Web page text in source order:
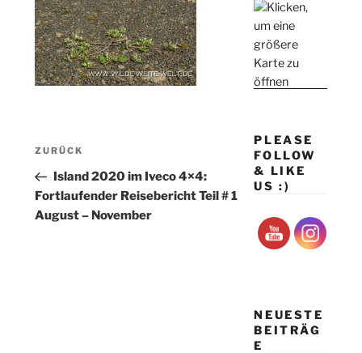
Beitragsnavigation
Vorheriger
Beitrag
ZURÜCK
Island 2020 im Iveco 4×4:
Fortlaufender Reisebericht Teil # 1
August – November
PLEASE
FOLLOW
& LIKE
US :)
NEUESTE
BEITRÄG
E